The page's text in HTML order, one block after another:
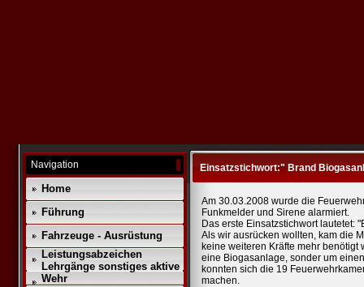
Navigation
Home
Führung
Fahrzeuge - Ausrüstung
Leistungsabzeichen
Lehrgänge sonstiges aktive
Wehr
Einsatzstichwort:" Brand
Am 30.03.2008 wurde die
Funkmelder und Sirene alarmiert.
Das erste Einsatzstichwort lautetet:
Als wir ausrücken wollten, kam die
keine weiteren Kräfte mehr benötigt
eine Biogasanlage, sonder um
konnten sich die 19
machen.